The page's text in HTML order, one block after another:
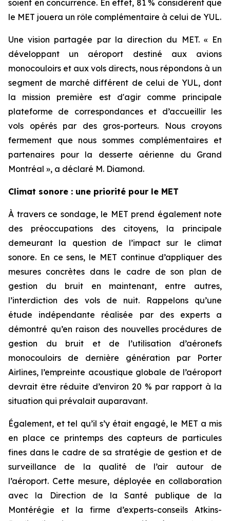
soient en concurrence. En effet, 81 % considèrent que
le MET jouera un rôle complémentaire à celui de YUL.
Une vision partagée par la direction du MET. « En
développant un aéroport destiné aux avions
monocouloirs et aux vols directs, nous répondons à un
segment de marché différent de celui de YUL, dont
la mission première est d'agir comme principale
plateforme de correspondances et d’accueillir les
vols opérés par des gros-porteurs. Nous croyons
fermement que nous sommes complémentaires et
partenaires pour la desserte aérienne du Grand
Montréal », a déclaré M. Diamond.
Climat sonore : une priorité pour le MET
À travers ce sondage, le MET prend également note
des préoccupations des citoyens, la principale
demeurant la question de l’impact sur le climat
sonore. En ce sens, le MET continue d’appliquer des
mesures concrètes dans le cadre de son plan de
gestion du bruit en maintenant, entre autres,
l’interdiction des vols de nuit. Rappelons qu’une
étude indépendante réalisée par des experts a
démontré qu’en raison des nouvelles procédures de
gestion du bruit et de l’utilisation d’aéronefs
monocouloirs de dernière génération par Porter
Airlines, l’empreinte acoustique globale de l’aéroport
devrait être réduite d’environ 20 % par rapport à la
situation qui prévalait auparavant.
Également, et tel qu’il s’y était engagé, le MET a mis
en place ce printemps des capteurs de particules
fines dans le cadre de sa stratégie de gestion et de
surveillance de la qualité de l’air autour de
l’aéroport. Cette mesure, déployée en collaboration
avec la Direction de la Santé publique de la
Montérégie et la firme d’experts-conseils Atkins-